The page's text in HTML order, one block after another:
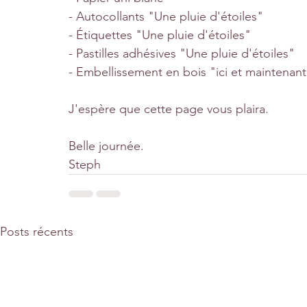
- Autocollants "Une pluie d'étoiles"
- Étiquettes "Une pluie d'étoiles"
- Pastilles adhésives "Une pluie d'étoiles"
- Embellissement en bois "ici et
J'espère que cette page vous plaira.
Belle journée.
Steph
Posts récents